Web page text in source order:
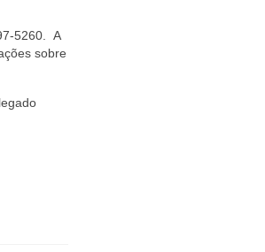
5260. A
sobre